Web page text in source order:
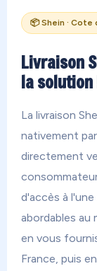
📦 Shein · Cote
Livraison
la solution
La livraison
nativement
directement
d'accès à
abordables au
en vous
France, puis